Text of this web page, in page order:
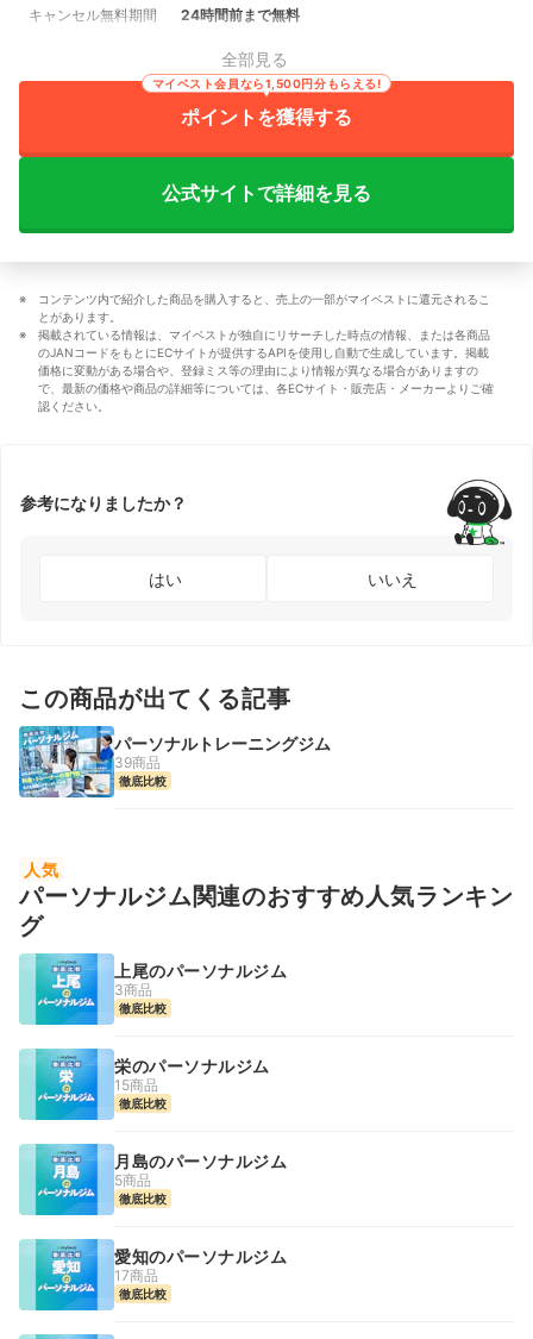
キャンセル無料期間 24時間前まで無料
全部見る
ポイントを獲得する
マイベスト会員なら1,500円分もらえる!
公式サイトで詳細を見る
コンテンツ内で紹介した商品を購入すると、売上の一部がマイベストに還元されるこ
とがあります。
掲載されている情報は、マイベストが独自にリサーチした時点の情報、または各商品
のJANコードをもとにECサイトが提供するAPIを使用し自動で生成しています。掲載
価格に変動がある場合や、登録ミス等の理由により情報が異なる場合がありますの
で、最新の価格や商品の詳細等については、各ECサイト・販売店・メーカーよりご確
認ください。
参考になりましたか？
はい いいえ
この商品が出てくる記事
パーソナルトレーニングジム
39商品
徹底比較
人気
パーソナルジム関連のおすすめ人気ランキン
グ
上尾のパーソナルジム
3商品
徹底比較
栄のパーソナルジム
15商品
徹底比較
月島のパーソナルジム
5商品
徹底比較
愛知のパーソナルジム
17商品
徹底比較